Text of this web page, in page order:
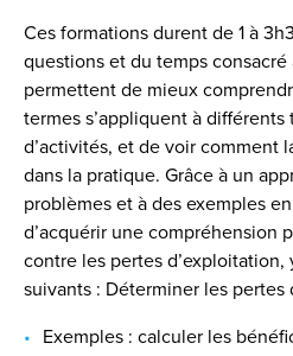
Ces formations durent de 1 à
questions et du temps
permettent de mieux
termes s’appliquent à différents
d’activités, et de voir comment
dans la pratique. Grâce à un
problèmes et à des exemples
d’acquérir une compréhension
contre les pertes
suivants : Déterminer les pertes
Exemples : calculer les